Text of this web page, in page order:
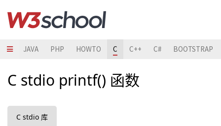
JAVA PHP HOWTO C C++ C# BOOTSTRAP
C stdio printf() 函数
C stdio 库